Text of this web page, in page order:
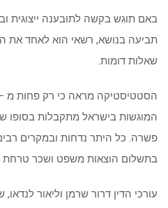
באם תוגש בקשה לתובענה ייצוגית
תביעה בנושא, רשאי הוא לאחד את
שאלות דומות.
המוגשות בישראל מתקבלות בסופו
פשרה. כל היתר נדחות ובמקרים
בתשלום הוצאות משפט ושכר טרחת
עורכי הדין דרור שרמן וליאור